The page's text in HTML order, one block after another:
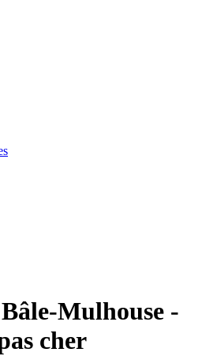
Mulhouse -
cher